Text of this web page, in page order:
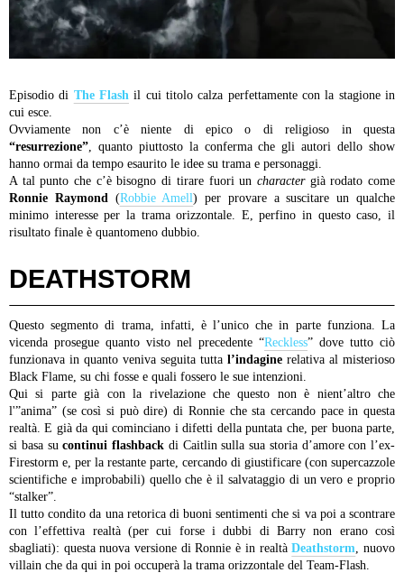
Episodio di The Flash il cui titolo calza perfettamente con la stagione in
cui esce.
Ovviamente non c’è niente di epico o di religioso in questa
“resurrezione”, quanto piuttosto la conferma che gli autori dello show
hanno ormai da tempo esaurito le idee su trama e personaggi.
A tal punto che c’è bisogno di tirare fuori un charactergià rodato come
Ronnie Raymond(Robbie Amell) per provare a suscitare un qualche
minimo interesse per la trama orizzontale. E, perfino in questo caso, il
risultato finale è quantomeno dubbio.
DEATHSTORM
Questo segmento di trama, infatti, è l’unico che in parte funziona. La
vicenda prosegue quanto visto nel precedente “Reckless” dove tutto ciò
funzionava in quanto veniva seguita tutta l’indagine relativa al misterioso
Black Flame, su chi fosse e quali fossero le sue intenzioni.
Qui si parte già con la rivelazione che questo non è nient’altro che
l'”anima” (se così si può dire) di Ronnie che sta cercando pace in questa
realtà. E già da qui cominciano i difetti della puntata che, per buona parte,
si basa sucontinui flashback di Caitlin sulla sua storia d’amore con l’ex-
Firestorm e, per la restante parte, cercando di giustificare (con supercazzole
scientifiche e improbabili) quello che è il salvataggio di un vero e proprio
“stalker”.
Il tutto condito da una retorica di buoni sentimenti che si va poi a scontrare
con l’effettiva realtà (per cui forse i dubbi di Barry non erano così
sbagliati): questa nuova versione di Ronnie è in realtàDeathstorm, nuovo
villain che da qui in poi occuperà la trama orizzontale del Team-Flash.